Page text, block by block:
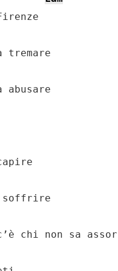
soffrire
chi non sa